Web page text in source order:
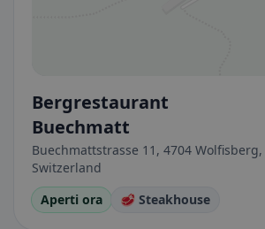
Bergrestaurant
Buechmatt
Buechmattstrasse 11, 4704 Wolfisberg,
Switzerland
Aperti ora 🥩 Steakhouse